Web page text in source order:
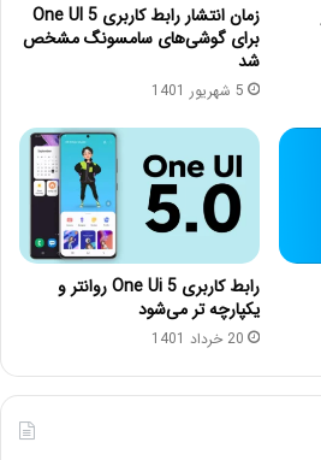
زمان انتشار رابط کاربری One UI 5
برای گوشی‌های سامسونگ مشخص
شد
5 شهریور 1401
رابط کاربری One Ui 5 روانتر و
یکپارچه تر می‌شود
20 خرداد 1401